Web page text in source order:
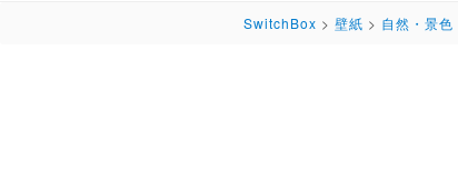
SwitchBox > 壁紙 > 自然・景色